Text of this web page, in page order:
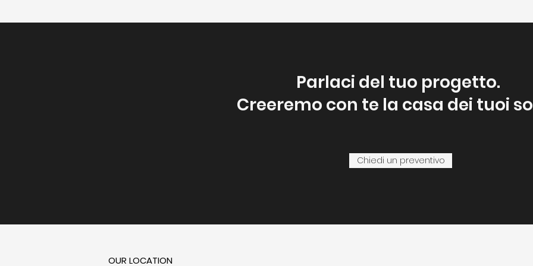
Parlaci del tuo progetto.
Creeremo con te la casa dei tuoi
Chiedi un preventivo
OUR LOCATION